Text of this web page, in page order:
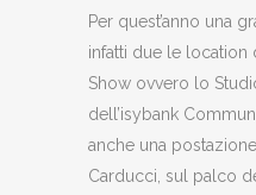
Per quest’anno una
infatti due le
Show ovvero lo
dell’isybank
anche una
Carducci, sul palco